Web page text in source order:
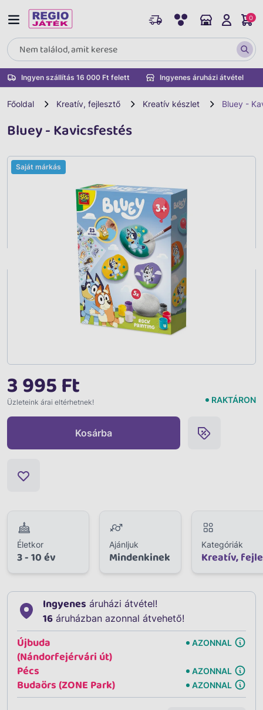
Ingyen szállítás 16 000 Ft felett Ingyenes áruházi átvétel
0
Főoldal Kreatív, fejlesztő Kreatív készlet Bluey -
Bluey - Kavicsfestés
Saját márkás
3 995 Ft
Üzleteink árai eltérhetnek! RAKTÁRON
Kosárba
Életkor
3 - 10 év
Ajánljuk
Mindenkinek
Kategóriák
Kreatív,
Ingyenes áruházi átvétel!
16 áruházban azonnal átvehető!
Újbuda
(Nándorfejérvári út)
AZONNAL
Pécs AZONNAL
Budaörs (ZONE Park) AZONNAL